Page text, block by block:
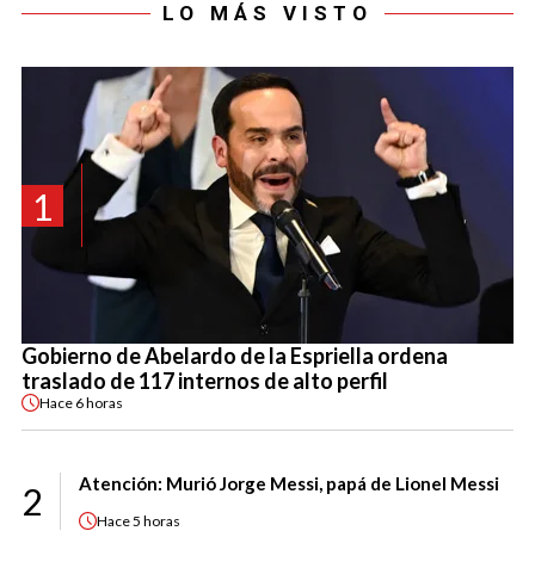
LO MÁS VISTO
1
Gobierno de Abelardo de la Espriella ordena
traslado de 117 internos de alto perfil
Hace 6 horas
2 Atención: Murió Jorge Messi, papá de Lionel Messi
Hace5 horas